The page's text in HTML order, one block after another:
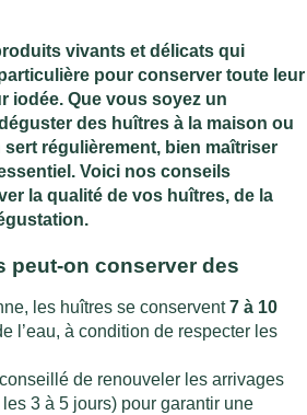
vivants et délicats qui
pour conserver toute leur
iodée. Que vous soyez un
des huîtres à la maison ou
sert régulièrement, bien maîtriser
Voici nos conseils
la qualité de vos huîtres, de la
peut-on conserver des
les huîtres se conservent7 à 10
l’eau, à condition de respecter les
de renouveler les arrivages
les 3 à 5 jours) pour garantir une